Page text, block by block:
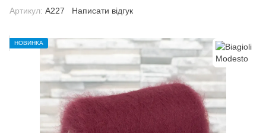
Артикул: A227 Написати відгук
НОВИНКА